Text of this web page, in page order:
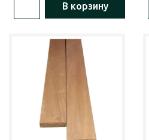
В корзину